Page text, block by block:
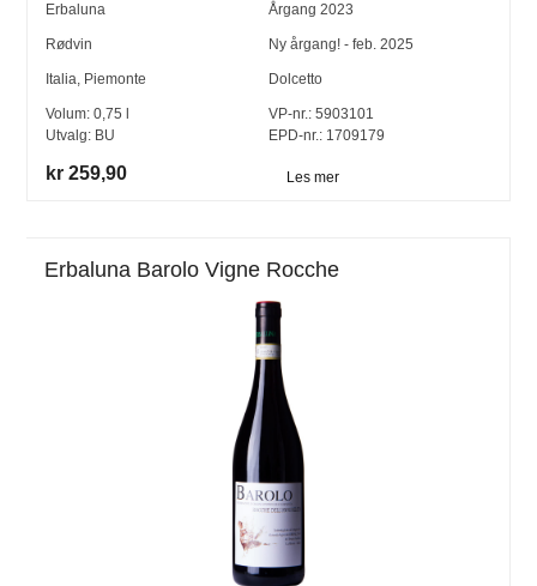
Erbaluna Årgang 2023
Rødvin Ny årgang! - feb. 2025
Italia, Piemonte Dolcetto
Volum:0,75
Utvalg: BU
VP-nr.: 5903101
EPD-nr.: 1709179
kr 259,90 Les mer
Erbaluna Barolo Vigne Rocche